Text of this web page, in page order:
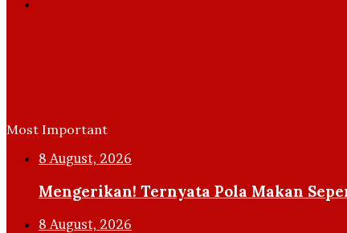
Most Important
8 August, 2026
Mengerikan! Ternyata Pola Makan
8 August, 2026